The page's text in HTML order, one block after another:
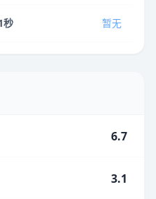
秒 暂无
6.7
3.1